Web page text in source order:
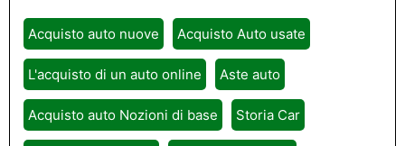
Acquisto auto nuove Acquisto Auto usate
L'acquisto di un auto online Aste auto
Acquisto auto Nozioni di base Storia Car